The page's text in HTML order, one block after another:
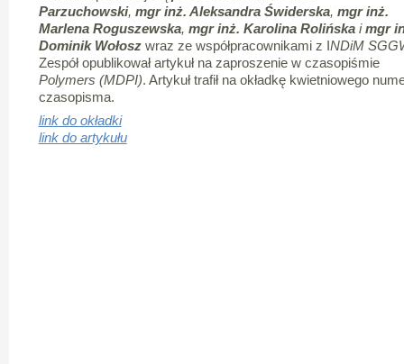
Parzuchowski, mgr inż. Aleksandra Świderska, mgr inż.
Marlena Roguszewska, mgr inż. Karolina Rolińska imgr
Dominik Wołosz wraz ze współpracownikami z I NDiM
Zespół opublikował artykuł na zaproszenie w czasopiśmie
Polymers (MDPI). Artykuł trafił na okładkę kwietniowego
czasopisma.
link do okładki
link do artykułu